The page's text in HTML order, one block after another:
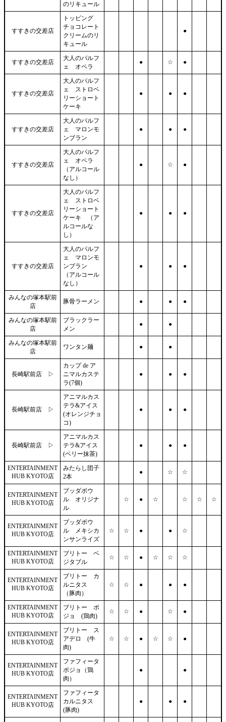
のリキュール
すすきの交差店
トッピング
チョコレート
クリームのリ
キュール
●
すすきの交差店
大人のパルフ
ェ オペラ
● ☆ ●
すすきの交差店
大人のパルフ
ェ ストロベ
リーショート
ケーキ
● ● ●
すすきの交差店
大人のパルフ
ェ マロンモ
ンブラン
● ● ●
すすきの交差店
大人のパルフ
ェ オペラ
（アルコール
なし）
● ☆ ●
すすきの交差店
大人のパルフ
ェ ストロベ
リーショート
ケーキ （ア
ルコールな
し）
● ● ●
すすきの交差店
大人のパルフ
ェ マロンモ
ンブラン
（アルコール
なし）
● ● ●
みんなの塚本駅前
店
豚骨ラーメン ● ● ●
みんなの塚本駅前
店
ブラックラー
メン
● ●
みんなの塚本駅前
店
ワンタン麺 ● ●
長崎駅前店 ▷
カップ de ア
ニマルカステ
ラ(7個)
● ● ●
長崎駅前店 ▷
アニマルカス
テラ&アイス
(オレンジチョ
コ)
● ● ●
長崎駅前店 ▷
アニマルカス
テラ&アイス
(ベリー抹茶)
● ● ●
ENTERTAINMENT
HUB KYOTO店
みたらし団子
2本
● ☆ ☆
ENTERTAINMENT
HUB KYOTO店
ブッダボウ
ル オリジナ
ル
☆ ● ☆ ☆ ☆ ☆
ENTERTAINMENT
HUB KYOTO店
ブッダボウ
ル メキシカ
ンサンライズ
☆ ☆ ● ● ☆
ENTERTAINMENT
HUB KYOTO店
ブリトー ベ
ジタブル
☆ ☆ ● ☆ ☆ ☆
ENTERTAINMENT
HUB KYOTO店
ブリトー カ
ルニタス
（豚肉）
☆ ☆ ● ● ●
ENTERTAINMENT
HUB KYOTO店
ブリトー ポ
ジョ (鶏肉)
☆ ☆ ● ☆ ●
ENTERTAINMENT
HUB KYOTO店
ブリトー ス
アデロ (牛
肉)
☆ ☆ ● ☆ ☆ ●
ENTERTAINMENT
HUB KYOTO店
ファフィータ
ポジョ（鶏
肉）
● ●
ENTERTAINMENT
HUB KYOTO店
ファフィータ
カルニタス
(豚肉)
● ● ●